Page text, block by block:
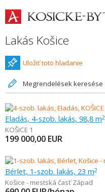
Lakás Košice
Uložiť toto hladanie
Megrendelések keresése
Eladás, 4-szob. lakás, 98,8 m2
KOŠICE 1
199 000,00 EUR
Bérlet, 1-szob. lakás, 23 m2
Košice - mestská časť Západ